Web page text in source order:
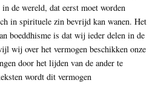
de wereld, dat eerst moet worden
in spirituele zin bevrijd kan wanen. Het
boeddhisme is dat wij ieder delen in de
wij over het vermogen beschikken onze
door het lijden van de ander te
wordt dit vermogen